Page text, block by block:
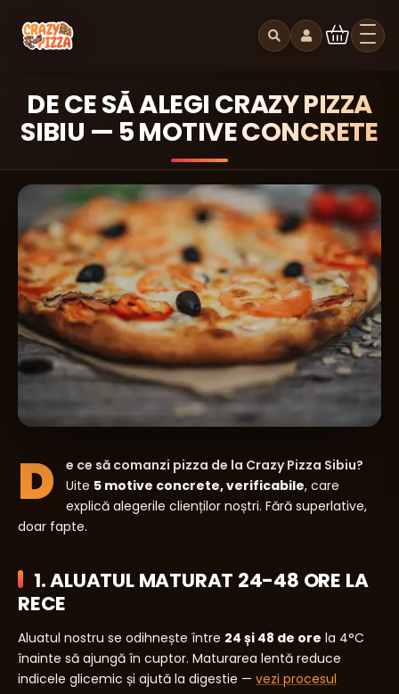
DE CE SĂ ALEGI CRAZY PIZZA
SIBIU — 5 MOTIVE CONCRETE
D
e ce să comanzi pizza de la Crazy Pizza Sibiu?
Uite 5 motive concrete, verificabile, care
explică alegerile clienților noștri. Fără superlative,
doar fapte.
1. ALUATUL MATURAT 24-48 ORE LA
RECE
Aluatul nostru se odihnește între 24 și 48 de ore la 4°C
înainte să ajungă în cuptor. Maturarea lentă reduce
indicele glicemic și ajută la digestie — vezi procesul